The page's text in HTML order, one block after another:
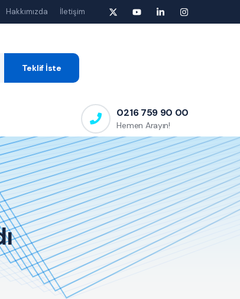
Hakkımızda İletişim
Teklif İste
0216 759 90 00
Hemen Arayın!